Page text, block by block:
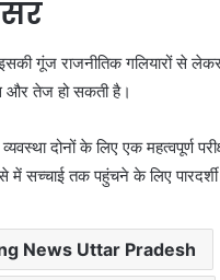
गूंज राजनीतिक गलियारों से
और तेज हो सकती है।
दोनों के लिए एक महत्वपूर्ण
में सच्चाई तक पहुंचने के लिए
News Uttar Pradesh